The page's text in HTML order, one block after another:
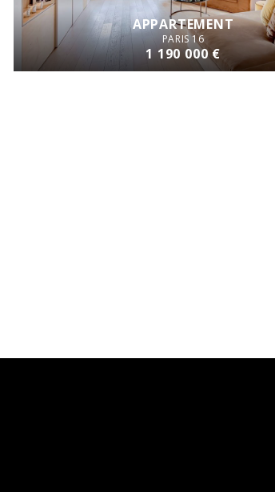
APPARTEMENT
PARIS 16
1 190 000 €